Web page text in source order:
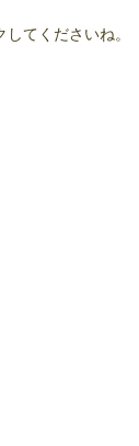
てくださいね。